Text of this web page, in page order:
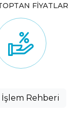
FİYATLAR
İşlem Rehberi